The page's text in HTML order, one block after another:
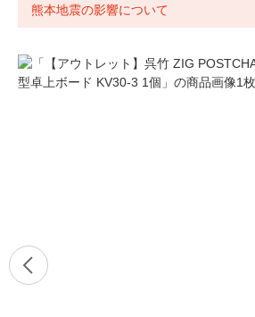
熊本地震の影響について